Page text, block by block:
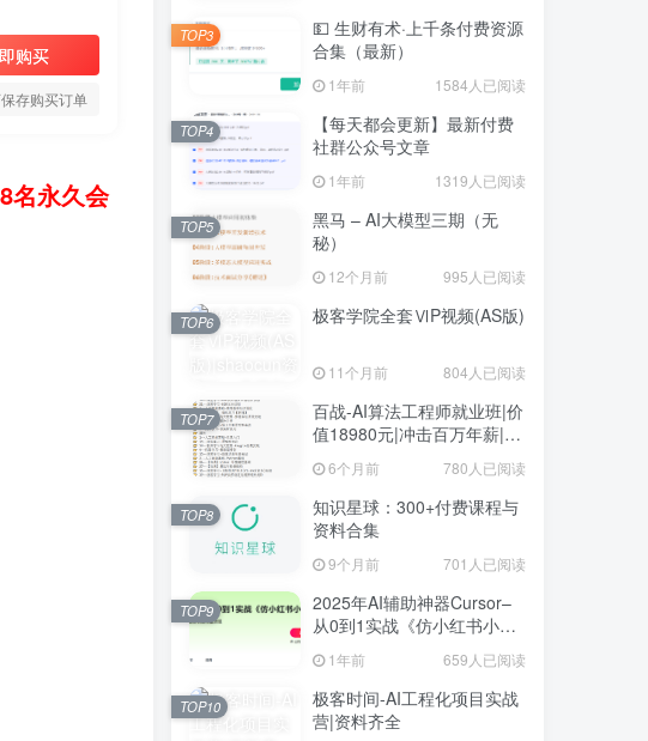
购买
存购买订单
名永久会
💵 生财有术·上千条付费资源
合集（最新）
1年前 1584人已阅读
TOP3
【每天都会更新】最新付费
社群公众号文章
1年前 1319人已阅读
TOP4
黑马 – AI大模型三期（无
秘）
12个月前 995人已阅读
TOP5
极客学院全套ⅥP视频(AS版)
11个月前 804人已阅读
TOP6
百战-AI算法工程师就业班|价
值18980元|冲击百万年薪|完
结无秘
6个月前 780人已阅读
TOP7
知识星球：300+付费课程与
资料合集
9个月前 701人已阅读
TOP8
2025年AI辅助神器Cursor–
从0到1实战《仿小红书小程
序》1年前 659人已阅读
TOP9
极客时间-AI工程化项目实战
营|资料齐全
TOP10